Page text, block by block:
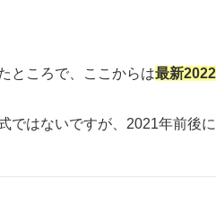
ところで、ここからは最新
ではないですが、2021年前後